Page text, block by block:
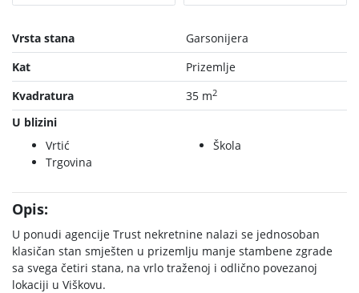
Vrsta stana
Garsonijera
Kat
Prizemlje
Kvadratura
35 m2
U blizini
Vrtić
Škola
Trgovina
Opis:
U ponudi agencije Trust nekretnine nalazi se jednosoban
klasičan stan smješten u prizemlju manje stambene zgrade
sa svega četiri stana, na vrlo traženoj i odlično povezanoj
lokaciji u Viškovu.